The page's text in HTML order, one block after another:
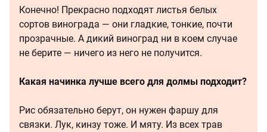
Конечно! Прекрасно подходят листья белых
сортов винограда — они гладкие, тонкие, почти
прозрачные. А дикий виноград ни в коем случае
не берите — ничего из него не получится.
Какая начинка лучше всего для долмы подходит?
Рис обязательно берут, он нужен фаршу для
связки. Лук, кинзу тоже. И мяту. Из всех трав